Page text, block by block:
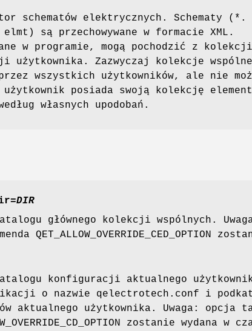
schematów elektrycznych. Schematy (*.
są przechowywane w formacie XML.
w programie, mogą pochodzić z kolekcji
użytkownika. Zazwyczaj kolekcje wspólne
wszystkich użytkowników, ale nie
posiada swoją kolekcję
własnych upodobań.
=DIR
głównego kolekcji wspólnych.
QET_ALLOW_OVERRIDE_CED_OPTION
konfiguracji aktualnego
o nazwie qelectrotech.conf i
aktualnego użytkownika. Uwaga: opcja
zostanie wydana